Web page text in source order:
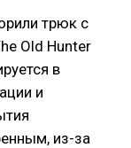
трюк с
Old Hunter
в
и
из-за